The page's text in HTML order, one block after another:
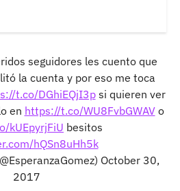
seguidores les cuento que
la cuenta y por eso me toca
t.co/DGhiEQjI3psi quieren ver
en https://t.co/WU8FvbGWAVo
kUEpyrjFiU besitos
hQSn8uHh5k
October 30,
2017